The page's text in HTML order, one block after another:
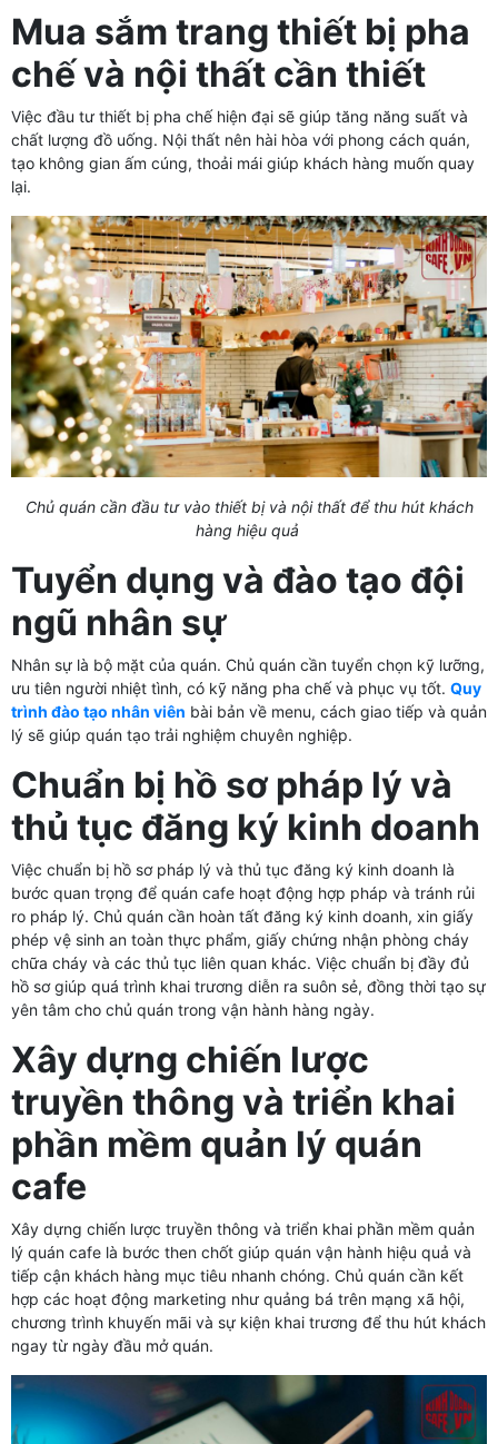
Mua sắm trang thiết bị pha
chế và nội thất cần thiết
Việc đầu tư thiết bị pha chế hiện đại sẽ giúp tăng năng suất và
chất lượng đồ uống. Nội thất nên hài hòa với phong cách quán,
tạo không gian ấm cúng, thoải mái giúp khách hàng muốn quay
lại.
Chủ quán cần đầu tư vào thiết bị và nội thất để thu hút khách
hàng hiệu quả
Tuyển dụng và đào tạo đội
ngũ nhân sự
Nhân sự là bộ mặt của quán. Chủ quán cần tuyển chọn kỹ lưỡng,
ưu tiên người nhiệt tình, có kỹ năng pha chế và phục vụ tốt. Quy
trình đào tạo nhân viên bài bản về menu, cách giao tiếp và quản
lý sẽ giúp quán tạo trải nghiệm chuyên nghiệp.
Chuẩn bị hồ sơ pháp lý và
thủ tục đăng ký kinh doanh
Việc chuẩn bị hồ sơ pháp lý và thủ tục đăng ký kinh doanh là
bước quan trọng để quán cafe hoạt động hợp pháp và tránh rủi
ro pháp lý. Chủ quán cần hoàn tất đăng ký kinh doanh, xin giấy
phép vệ sinh an toàn thực phẩm, giấy chứng nhận phòng cháy
chữa cháy và các thủ tục liên quan khác. Việc chuẩn bị đầy đủ
hồ sơ giúp quá trình khai trương diễn ra suôn sẻ, đồng thời tạo sự
yên tâm cho chủ quán trong vận hành hàng ngày.
Xây dựng chiến lược
truyền thông và triển khai
phần mềm quản lý quán
cafe
Xây dựng chiến lược truyền thông và triển khai phần mềm quản
lý quán cafe là bước then chốt giúp quán vận hành hiệu quả và
tiếp cận khách hàng mục tiêu nhanh chóng. Chủ quán cần kết
hợp các hoạt động marketing như quảng bá trên mạng xã hội,
chương trình khuyến mãi và sự kiện khai trương để thu hút khách
ngay từ ngày đầu mở quán.